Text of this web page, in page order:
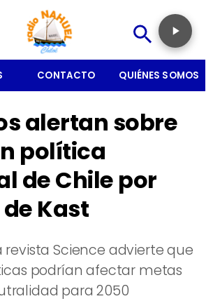
CONTACTO QUIÉNES SOMOS
alertan sobre
política
de Chile por
Kast
Science advierte que
podrían afectar metas
para 2050